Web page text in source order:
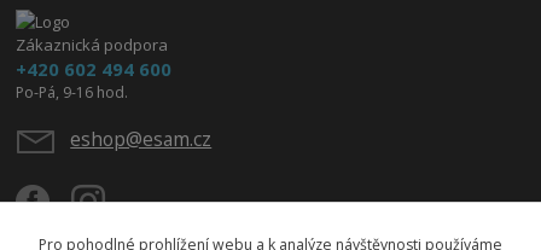
Zákaznická podpora
+420 602 494 600
Po-Pá, 9-16 hod.
eshop@esam.cz
Pro pohodlné prohlížení webu a k analýze návštěvnosti používáme